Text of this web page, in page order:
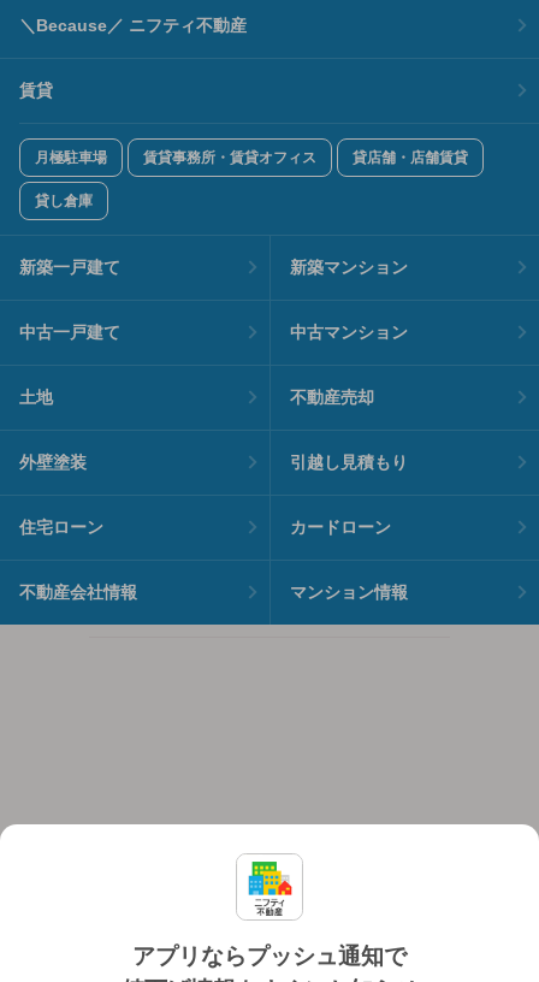
アプリならプッシュ通知で
＼Because／ ニフティ不動産
賃貸
月極駐車場 賃貸事務所・賃貸オフィス 貸店舗・店舗賃貸
貸し倉庫
新築一戸建て 新築マンション
中古一戸建て 中古マンション
土地 不動産売却
外壁塗装 引越し見積もり
住宅ローン カードローン
不動産会社情報 マンション情報